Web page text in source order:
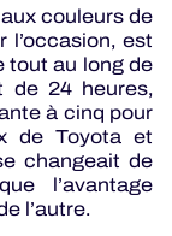
couleurs de
l’occasion, est
tout au long de
de 24 heures,
à cinq pour
de Toyota et
changeait de
l’avantage
l’autre.